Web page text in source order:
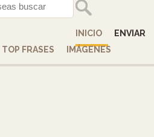
INICIO
ENVIAR
TOP FRASES IMÁGENES